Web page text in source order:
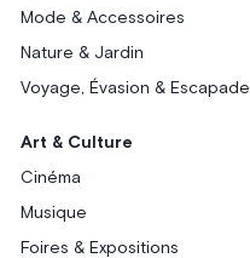
Mode & Accessoires
Nature & Jardin
Voyage, Évasion & Escapade
Art & Culture
Cinéma
Musique
Foires & Expositions